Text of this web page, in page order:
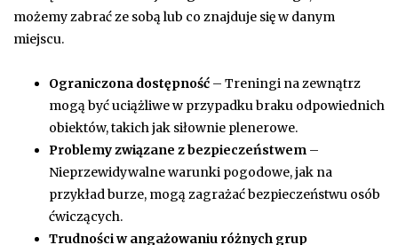
możemy zabrać ze sobą lub co znajduje się w danym
miejscu.
Ograniczona dostępność – Treningi na zewnątrz
mogą być uciążliwe w przypadku braku odpowiednich
obiektów, takich jak siłownie plenerowe.
Problemy związane z bezpieczeństwem –
Nieprzewidywalne warunki pogodowe, jak na
przykład burze, mogą zagrażać bezpieczeństwu osób
ćwiczących.
Trudności w angażowaniu różnych grup